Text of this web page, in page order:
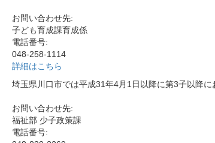
お問い合わせ先:
子ども育成課育成係
電話番号:
048-258-1114
詳細はこちら
埼玉県川口市では平成31年4月1日以降に第3子以降
お問い合わせ先:
福祉部 少子政策課
電話番号: